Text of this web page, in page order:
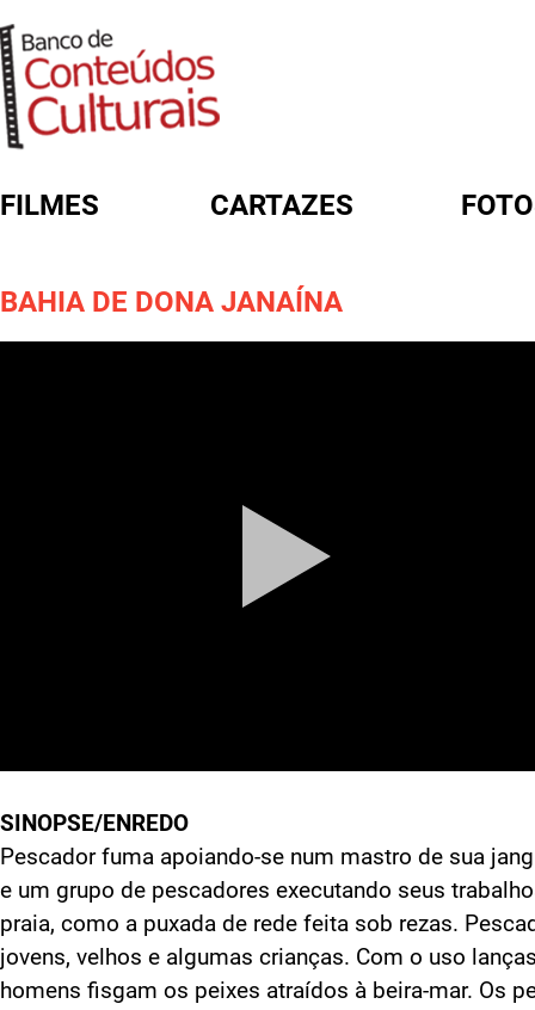
FILMES CARTAZES
BAHIA DE DONA JANAÍNA
SINOPSE/ENREDO
Pescador fuma apoiando-se num mastro de sua
e um grupo de pescadores executando seus
praia, como a puxada de rede feita sob rezas.
jovens, velhos e algumas crianças. Com o uso
homens fisgam os peixes atraídos à beira-mar. Os
FORMULÁRIO DE BUSCA